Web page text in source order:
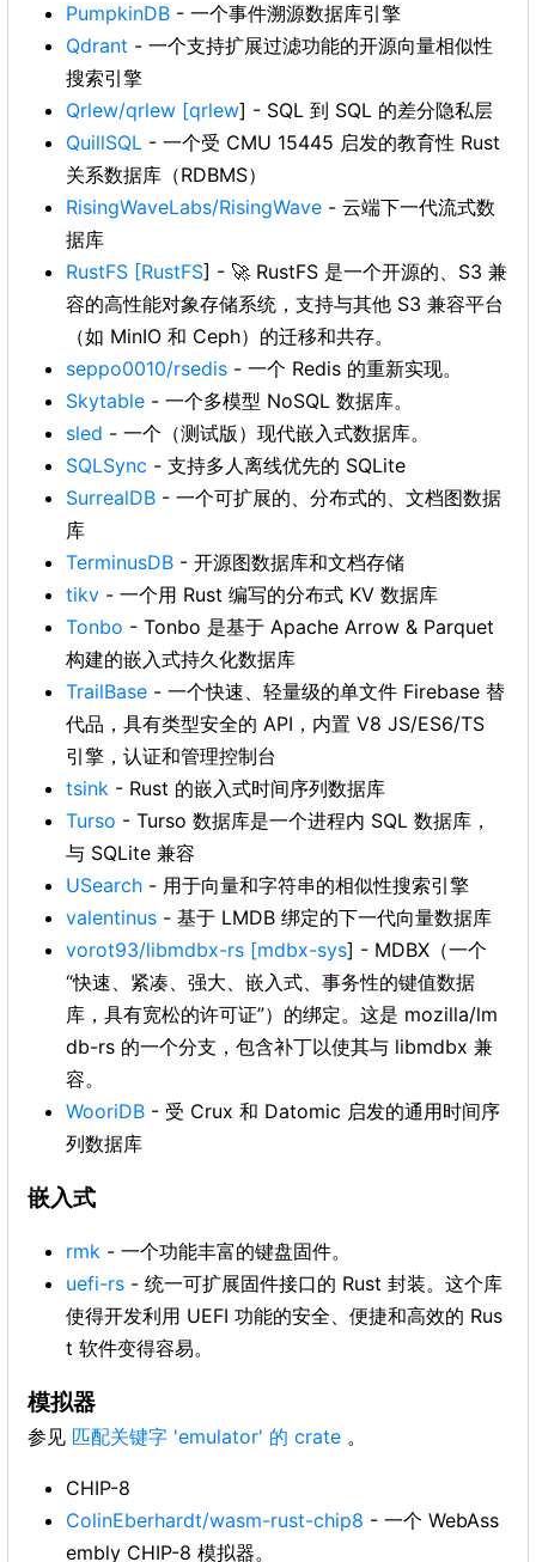
PumpkinDB - 一个事件溯源数据库引擎
Qdrant - 一个支持扩展过滤功能的开源向量相似性
搜索引擎
Qrlew/qrlew [qrlew] - SQL 到 SQL 的差分隐私层
QuillSQL - 一个受 CMU 15445 启发的教育性 Rust
关系数据库（RDBMS）
RisingWaveLabs/RisingWave - 云端下一代流式数
据库
RustFS [RustFS] - 🚀 RustFS 是一个开源的、S3 兼
容的高性能对象存储系统，支持与其他 S3 兼容平台
（如 MinIO 和 Ceph）的迁移和共存。
seppo0010/rsedis - 一个 Redis 的重新实现。
Skytable - 一个多模型 NoSQL 数据库。
sled - 一个（测试版）现代嵌入式数据库。
SQLSync - 支持多人离线优先的 SQLite
SurrealDB - 一个可扩展的、分布式的、文档图数据
库
TerminusDB - 开源图数据库和文档存储
tikv - 一个用 Rust 编写的分布式 KV 数据库
Tonbo - Tonbo 是基于 Apache Arrow & Parquet
构建的嵌入式持久化数据库
TrailBase - 一个快速、轻量级的单文件 Firebase 替
代品，具有类型安全的 API，内置 V8 JS/ES6/TS
引擎，认证和管理控制台
tsink - Rust 的嵌入式时间序列数据库
Turso - Turso 数据库是一个进程内 SQL 数据库，
与 SQLite 兼容
USearch - 用于向量和字符串的相似性搜索引擎
valentinus - 基于 LMDB 绑定的下一代向量数据库
vorot93/libmdbx-rs [mdbx-sys] - MDBX（一个
“快速、紧凑、强大、嵌入式、事务性的键值数据
库，具有宽松的许可证”）的绑定。这是 mozilla/lm
db-rs 的一个分支，包含补丁以使其与 libmdbx 兼
容。
WooriDB - 受 Crux 和 Datomic 启发的通用时间序
列数据库
嵌入式
rmk - 一个功能丰富的键盘固件。
uefi-rs - 统一可扩展固件接口的 Rust 封装。这个库
使得开发利用 UEFI 功能的安全、便捷和高效的 Rus
t 软件变得容易。
模拟器
参见 匹配关键字 'emulator' 的 crate 。
CHIP-8
ColinEberhardt/wasm-rust-chip8 - 一个 WebAss
embly CHIP-8 模拟器。